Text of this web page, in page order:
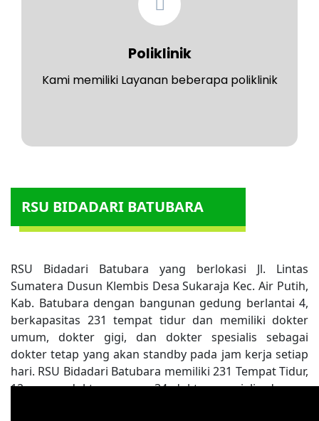
Poliklinik
Kami memiliki Layanan beberapa poliklinik
RSU BIDADARI BATUBARA
RSU Bidadari Batubara yang berlokasi Jl. Lintas
Sumatera Dusun Klembis Desa Sukaraja Kec. Air Putih,
Kab. Batubara dengan bangunan gedung berlantai 4,
berkapasitas 231 tempat tidur dan memiliki dokter
umum, dokter gigi, dan dokter spesialis sebagai
dokter tetap yang akan standby pada jam kerja setiap
hari. RSU Bidadari Batubara memiliki 231 Tempat Tidur,
12 orang dokter umum, 34 dokter spesialis dengan